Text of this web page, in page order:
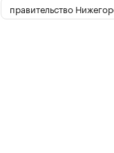
правительство